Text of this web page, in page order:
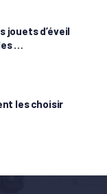
jouets d’éveil
…
les choisir